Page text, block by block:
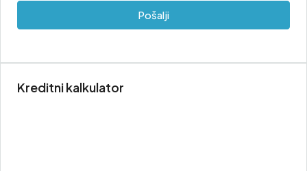
Pošalji
Kreditni kalkulator